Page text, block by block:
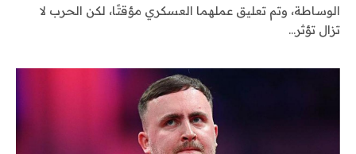
الوساطة، وتم تعليق عملهما العسكري مؤقتًا، لكن الحرب لا
تزال تؤثر…